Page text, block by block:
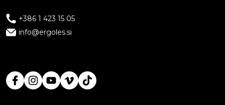
+386 1 423 15 05
info@ergoles.si